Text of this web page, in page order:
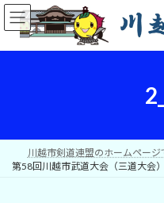
コ
ン
ン
ナ
ビ
ー
川越市剣道連盟のホームページ
第58回川越市武道大会（三道大会